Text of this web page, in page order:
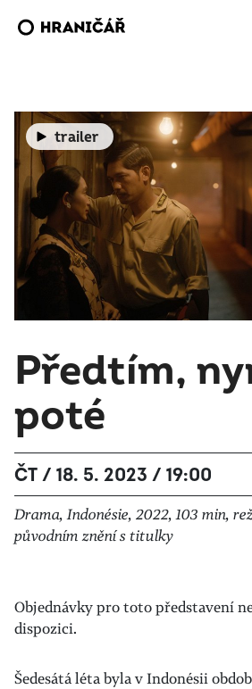
trailer
Předtím,
poté
ČT / 18. 5. 2023 / 19:00
Drama, Indonésie, 2022, 103 min,
původním znění s titulky
Objednávky pro toto představení
dispozici.
Šedesátá léta byla v Indonésii